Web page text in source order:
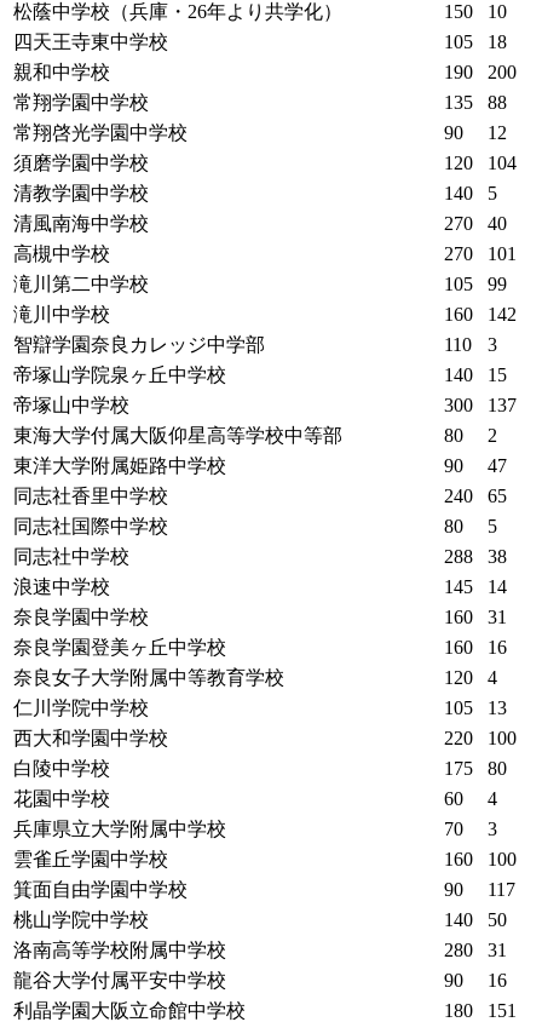
松蔭中学校（兵庫・26年より共学化）
150
10
四天王寺東中学校
105
18
親和中学校
190
200
常翔学園中学校
135
88
常翔啓光学園中学校
90
12
須磨学園中学校
120
104
清教学園中学校
140
5
清風南海中学校
270
40
高槻中学校
270
101
滝川第二中学校
105
99
滝川中学校
160
142
智辯学園奈良カレッジ中学部
110
3
帝塚山学院泉ヶ丘中学校
140
15
帝塚山中学校
300
137
東海大学付属大阪仰星高等学校中等部
80
2
東洋大学附属姫路中学校
90
47
同志社香里中学校
240
65
同志社国際中学校
80
5
同志社中学校
288
38
浪速中学校
145
14
奈良学園中学校
160
31
奈良学園登美ヶ丘中学校
160
16
奈良女子大学附属中等教育学校
120
4
仁川学院中学校
105
13
西大和学園中学校
220
100
白陵中学校
175
80
花園中学校
60
4
兵庫県立大学附属中学校
70
3
雲雀丘学園中学校
160
100
箕面自由学園中学校
90
117
桃山学院中学校
140
50
洛南高等学校附属中学校
280
31
龍谷大学付属平安中学校
90
16
利晶学園大阪立命館中学校
180 151